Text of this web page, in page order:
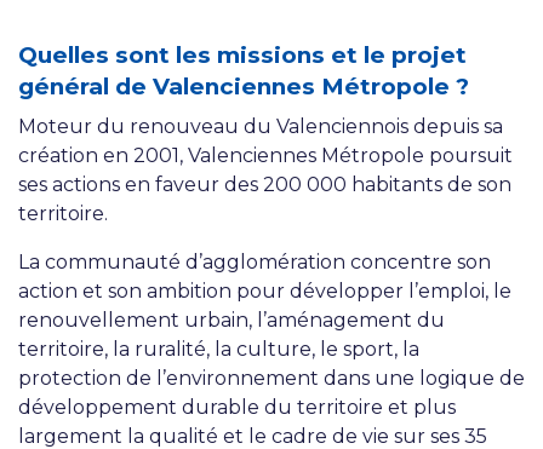
Quelles sont les missions et le projet
général de Valenciennes Métropole ?
Moteur du renouveau du Valenciennois depuis sa
création en 2001, Valenciennes Métropole poursuit
ses actions en faveur des 200 000 habitants de son
territoire.
La communauté d’agglomération concentre son
action et son ambition pour développer l’emploi, le
renouvellement urbain, l’aménagement du
territoire, la ruralité, la culture, le sport, la
protection de l’environnement dans une logique de
développement durable du territoire et plus
largement la qualité et le cadre de vie sur ses 35